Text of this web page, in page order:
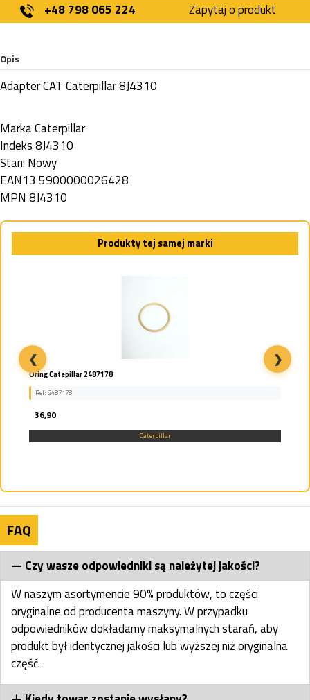
+48 798 065 224
Zapytaj o produkt
Opis
Adapter CAT Caterpillar 8J4310
MarkaCaterpillar
Indeks8J4310
Stan: Nowy
EAN13 5900000026428
MPN 8J4310
Produkty tej samej marki
Oring Catepillar 2487178
Ref: 2487178
36,90
Caterpillar
❮ ❯
FAQ
Czy wasze odpowiedniki są należytej jakości?
W naszym asortymencie 90% produktów, to części
oryginalne od producenta maszyny. W przypadku
odpowiedników dokładamy maksymalnych starań, aby
produkt był identycznej jakości lub wyższej niż oryginalna
część.